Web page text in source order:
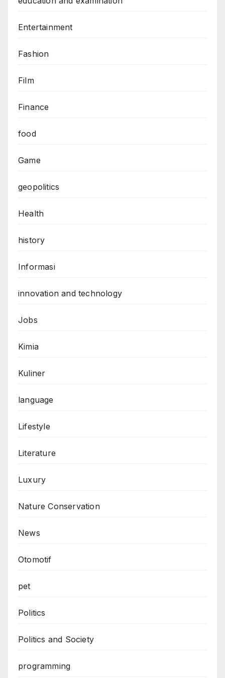
Entertainment
Fashion
Film
Finance
food
Game
geopolitics
Health
history
Informasi
innovation and technology
Jobs
Kimia
Kuliner
language
Lifestyle
Literature
Luxury
Nature Conservation
News
Otomotif
pet
Politics
Politics and Society
programming